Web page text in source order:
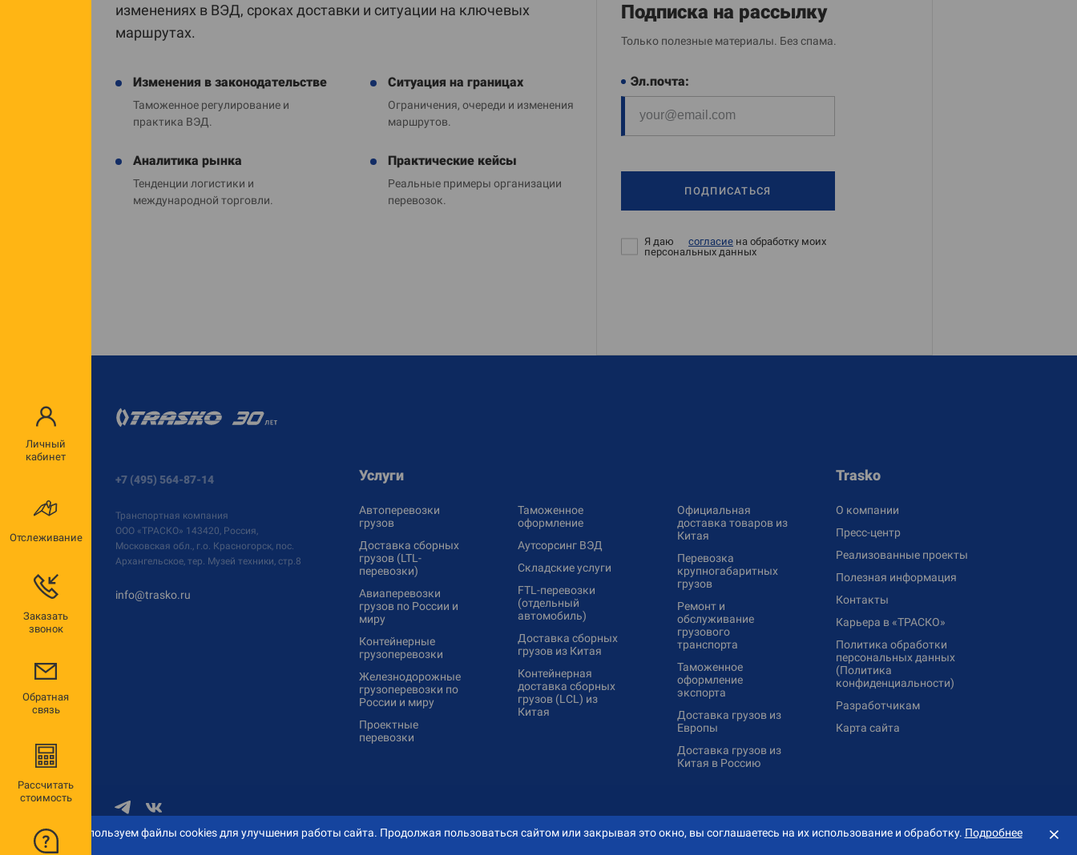
Личный
кабинет
Отслеживание
Заказать
звонок
Обратная
связь
Рассчитать
стоимость
изменениях в ВЭД, сроках доставки и ситуации на ключевых
маршрутах.
Изменения в законодательстве
Таможенное регулирование и
практика ВЭД.
Ситуация на границах
Ограничения, очереди и изменения
маршрутов.
Аналитика рынка
Тенденции логистики и
международной торговли.
Практические кейсы
Реальные примеры организации
перевозок.
Подписка на рассылку
Только полезные материалы. Без спама.
Эл.почта:
ПОДПИСАТЬСЯ
Я даю согласие на обработку моих
персональных данных
+7 (495) 564-87-14
Транспортная компания
ООО «ТРАСКО» 143420, Россия,
Московская обл., г.о. Красногорск, пос.
Архангельское, тер. Музей техники, стр.8
info@trasko.ru
Услуги
Автоперевозки
грузов
Доставка сборных
грузов (LTL-
перевозки)
Авиаперевозки
грузов по России и
миру
Контейнерные
грузоперевозки
Железнодорожные
грузоперевозки по
России и миру
Проектные
перевозки
Таможенное
оформление
Аутсорсинг ВЭД
Складские услуги
FTL-перевозки
(отдельный
автомобиль)
Доставка сборных
грузов из Китая
Контейнерная
доставка сборных
грузов (LCL) из
Китая
Официальная
доставка товаров из
Китая
Перевозка
крупногабаритных
грузов
Ремонт и
обслуживание
грузового
транспорта
Таможенное
оформление
экспорта
Доставка грузов из
Европы
Доставка грузов из
Китая в Россию
Trasko
О компании
Пресс-центр
Реализованные проекты
Полезная информация
Контакты
Карьера в «ТРАСКО»
Политика обработки
персональных данных
(Политика
конфиденциальности)
Разработчикам
Карта сайта
© 2026 «ТРАСКО» Создание сайта — « Сибирикс ⨯
Мы используем файлы cookies для улучшения работы сайта. Продолжая пользоваться сайтом или закрывая это окно, вы соглашаетесь на их использование и обработку. Подробнее